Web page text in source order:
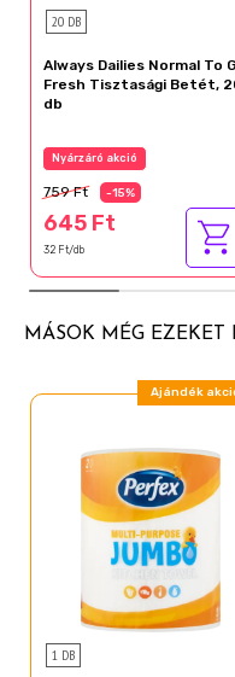
20 DB
Always Dailies Normal To
Fresh Tisztasági Betét,
db
Nyárzáró akció
759 Ft -15%
645 Ft
32 Ft/db
MÁSOK MÉG EZEKET
Ajándék
1 DB